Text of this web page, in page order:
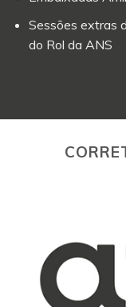
Sessões extras
do Rol da ANS